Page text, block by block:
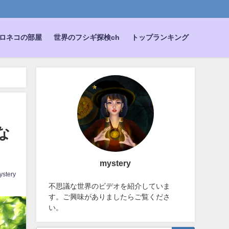
ネコの部屋 世界のフシギ探検ch トップランキング
mystery
不思議な世界のビデオを紹介していま
す。ご興味がありましたらご覧くださ
い。